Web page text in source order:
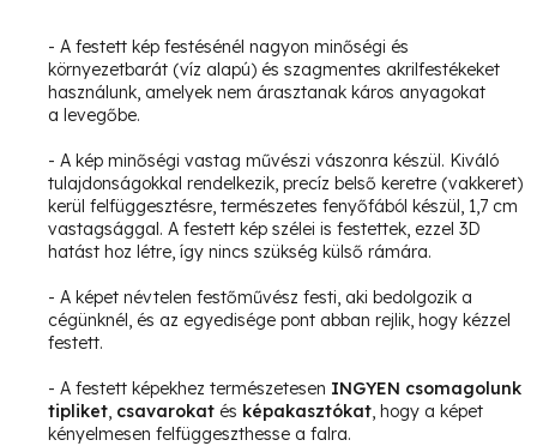
- A festett kép festésénél nagyon minőségi és
környezetbarát (víz alapú) és szagmentes akrilfestékeket
használunk, amelyek nem árasztanak káros anyagokat
a levegőbe.
- A kép minőségi vastag művészi vászonra készül. Kiváló
tulajdonságokkal rendelkezik, precíz belső keretre (vakkeret)
kerül felfüggesztésre, természetes fenyőfából készül, 1,7 cm
vastagsággal. A festett kép szélei is festettek, ezzel 3D
hatást hoz létre, így nincs szükség külső rámára.
- A képet névtelen festőművész festi, aki bedolgozik a
cégünknél, és az egyedisége pont abban rejlik, hogy kézzel
festett.
- A festett képekhez természetesen INGYEN csomagolunk
tipliket, csavarokat és képakasztókat, hogy a képet
kényelmesen felfüggeszthesse a falra.